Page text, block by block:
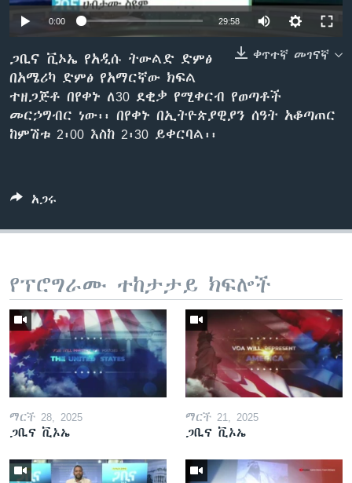
ቋንቋዎች
0:00 29:58
ቀጥተኛ መገናኛ
ጋቢና ቪኦኤ የአዲሱ ትውልድ ድምፅ
በአሜሪካ ድምፅ የአማርኛው ክፍል
ተዘጋጅቶ በየቀኑ ለ30 ደቂቃ የሚቀርብ የወጣቶች
መርኃግብር ነው፡፡ በየቀኑ በኢትዮጵያዊያን ሰዓት አቆጣጠር
ከምሽቱ 2፡00 እስከ 2፡30 ይቀርባል፡፡
አጋሩ
የፕሮግራሙ ተከታታይ ክፍሎች
ማርች 28, 2025
ጋቢና ቪኦኤ
ማርች 21, 2025
ጋቢና ቪኦኤ